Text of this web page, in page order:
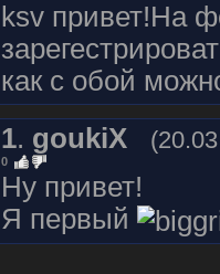
ksv привет!На
как с обой
1. goukiX
0
Ну привет!
Я первый